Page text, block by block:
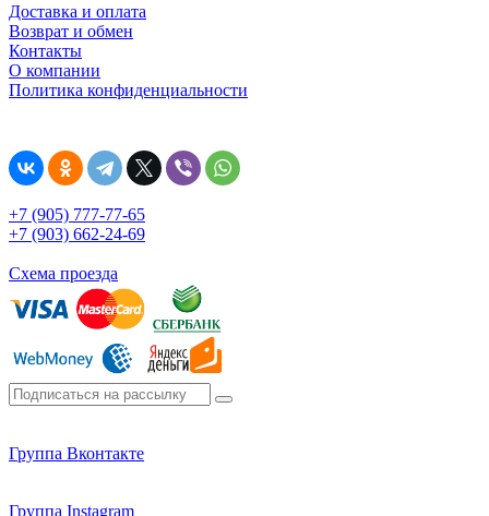
Доставка и оплата
Возврат и обмен
Контакты
О компании
Политика конфиденциальности
+7 (905) 777-77-65
+7 (903) 662-24-69
Схема проезда
Группа Вконтакте
Группа Instagram